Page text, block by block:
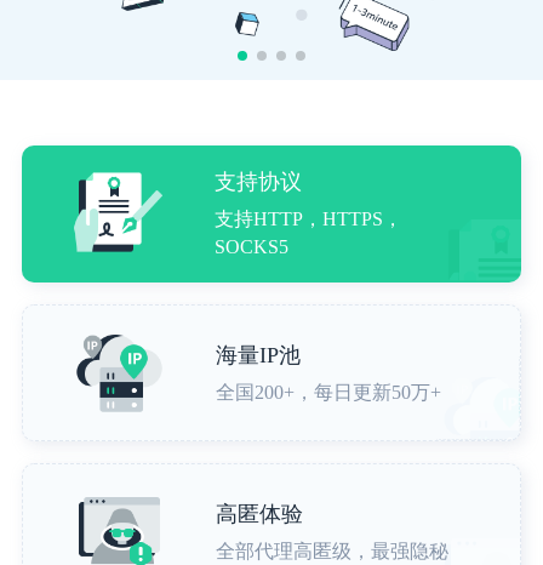
支持协议
支持HTTP，HTTPS，
SOCKS5
海量IP池
全国200+，每日更新50万+
高匿体验
全部代理高匿级，最强隐秘